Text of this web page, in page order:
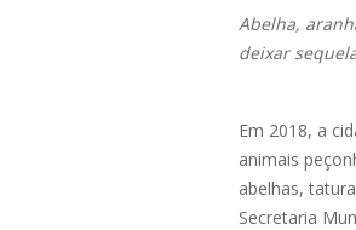
Abelha,
deixar
Em 2018, a
animais
abelhas,
Secretaria